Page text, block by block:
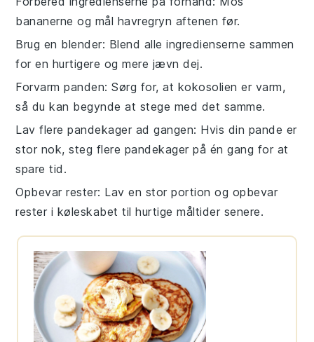
bananerne og mål havregryn aftenen før.
Brug en blender: Blend alle ingredienserne sammen
for en hurtigere og mere jævn dej.
Forvarm panden: Sørg for, at kokosolien er varm,
så du kan begynde at stege med det samme.
Lav flere pandekager ad gangen: Hvis din pande er
stor nok, steg flere pandekager på én gang for at
spare tid.
Opbevar rester: Lav en stor portion og opbevar
rester i køleskabet til hurtige måltider senere.